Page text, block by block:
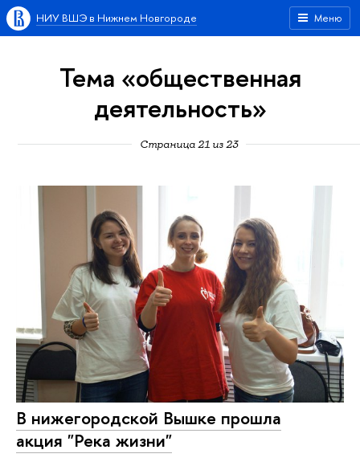
Меню
НИУ ВШЭ в Нижнем Новгороде
Тема «общественная
деятельность»
Страница 21 из 23
В нижегородской Вышке прошла
акция "Река жизни"